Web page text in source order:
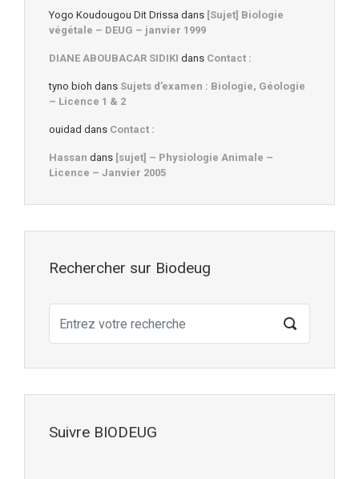
Yogo Koudougou Dit Drissa dans [Sujet] Biologie
végétale – DEUG – janvier 1999
DIANE ABOUBACAR SIDIKI dans Contact :
tyno bioh dans Sujets d’examen : Biologie, Géologie
– Licence 1 & 2
ouidad dans Contact :
Hassan dans [sujet] – Physiologie Animale –
Licence – Janvier 2005
Rechercher sur Biodeug
Suivre BIODEUG